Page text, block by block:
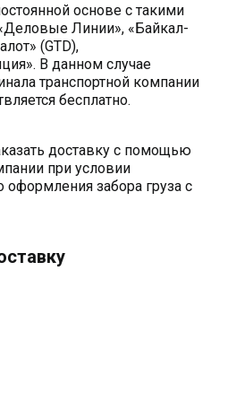
основе с такими
Линии», «Байкал-
(GTD),
В данном случае
транспортной компании
бесплатно.
доставку с помощью
при условии
оформления забора груза с